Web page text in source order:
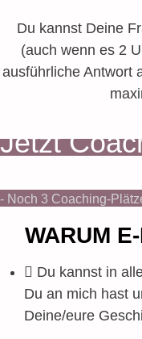
Du kannst Deine
(auch wenn es 2
ausführliche Antwort
Jetzt
- Noch 3 Coaching-
WARUM
Du kannst in
Du an mich hast
Deine/eure